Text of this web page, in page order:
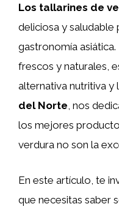
Los tallarines de
deliciosa y saludable
gastronomía
frescos y naturales,
alternativa nutritiva y
del Norte, nos
los mejores
verdura no son la
En este artículo, te
que necesitas saber